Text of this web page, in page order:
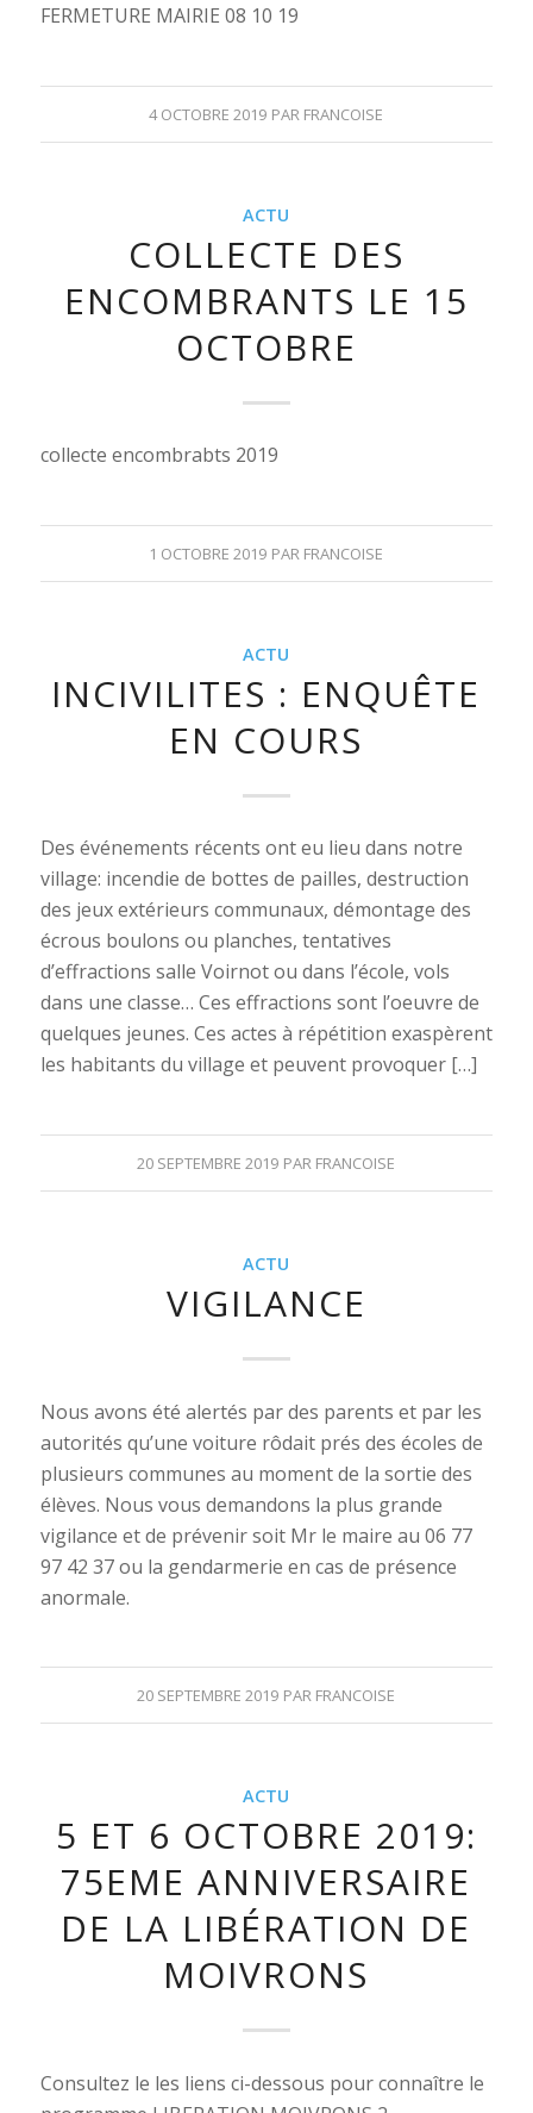
FERMETURE MAIRIE 08 10 19
4 OCTOBRE 2019 PAR FRANCOISE
ACTU
COLLECTE DES
ENCOMBRANTS LE 15
OCTOBRE
collecte encombrabts 2019
1 OCTOBRE 2019 PAR FRANCOISE
ACTU
INCIVILITES : ENQUÊTE
EN COURS
Des événements récents ont eu lieu dans notre
village: incendie de bottes de pailles, destruction
des jeux extérieurs communaux, démontage des
écrous boulons ou planches, tentatives
d’effractions salle Voirnot ou dans l’école, vols
dans une classe… Ces effractions sont l’oeuvre de
quelques jeunes. Ces actes à répétition exaspèrent
les habitants du village et peuvent provoquer […]
20 SEPTEMBRE 2019 PAR FRANCOISE
ACTU
VIGILANCE
Nous avons été alertés par des parents et par les
autorités qu’une voiture rôdait prés des écoles de
plusieurs communes au moment de la sortie des
élèves. Nous vous demandons la plus grande
vigilance et de prévenir soit Mr le maire au 06 77
97 42 37 ou la gendarmerie en cas de présence
anormale.
20 SEPTEMBRE 2019 PAR FRANCOISE
ACTU
5 ET 6 OCTOBRE 2019:
75EME ANNIVERSAIRE
DE LA LIBÉRATION DE
MOIVRONS
Consultez le les liens ci-dessous pour connaître le